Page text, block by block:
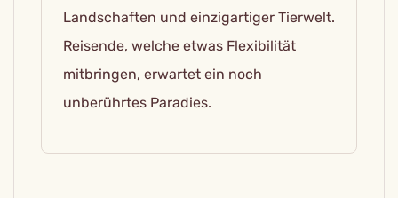
Landschaften und einzigartiger Tierwelt.
Reisende, welche etwas Flexibilität
mitbringen, erwartet ein noch
unberührtes Paradies.